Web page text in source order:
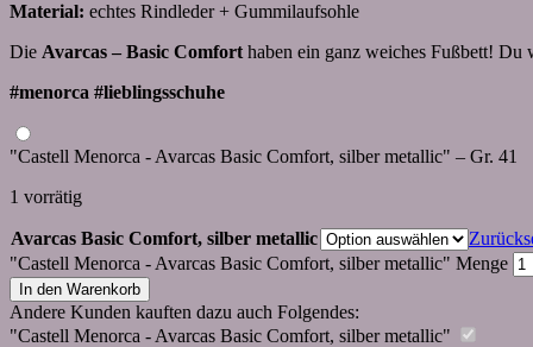
Material: echtes Rindleder + Gummilaufsohle
Die Avarcas – Basic Comfort haben ein ganz weiches Fußbett!
#menorca #lieblingsschuhe
"Castell Menorca - Avarcas Basic Comfort, silber metallic" – Gr. 41
1 vorrätig
Avarcas Basic Comfort, silber metallic
"Castell Menorca - Avarcas Basic Comfort, silber metallic" Menge
In den Warenkorb
Andere Kunden kauften dazu auch Folgendes:
"Castell Menorca - Avarcas Basic Comfort, silber metallic"